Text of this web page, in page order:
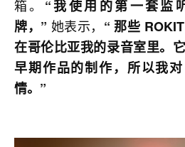
箱。 “我使用的第一套监
牌，” 她表示， “ 那些
在哥伦比亚我的录音室里。
早期作品的制作，所以我
情。”